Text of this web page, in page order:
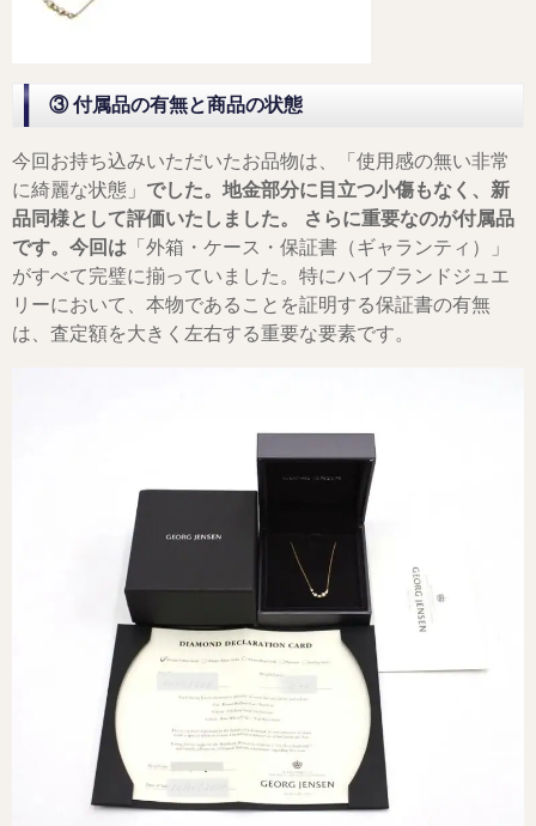
③ 付属品の有無と商品の状態
今回お持ち込みいただいたお品物は、「使用感の無い非常
に綺麗な状態」 でした。地金部分に目立つ小傷もなく、新
品同様として評価いたしました。 さらに重要なのが付属品
です。今回は 「外箱・ケース・保証書（ギャランティ）」
がすべて完璧に揃っていました。特にハイブランドジュエ
リーにおいて、本物であることを証明する保証書の有無
は、査定額を大きく左右する重要な要素です。